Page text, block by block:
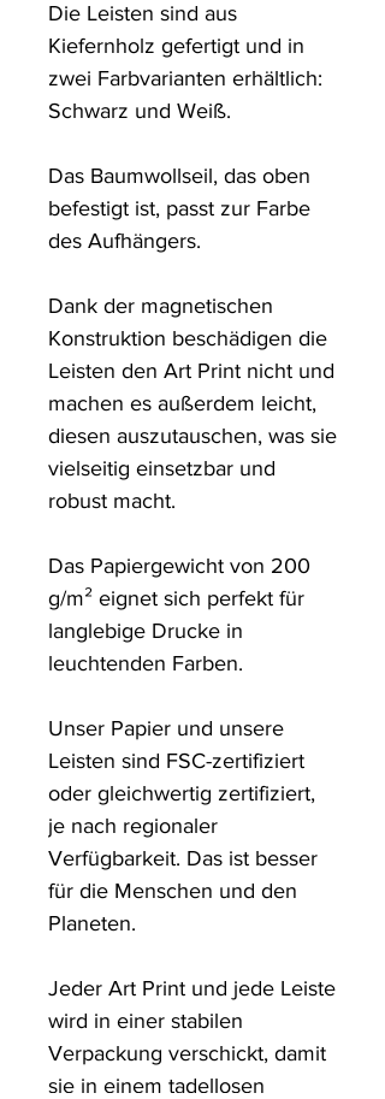
Die Leisten sind aus
Kiefernholz gefertigt und in
zwei Farbvarianten erhältlich:
Schwarz und Weiß.
Das Baumwollseil, das oben
befestigt ist, passt zur Farbe
des Aufhängers.
Dank der magnetischen
Konstruktion beschädigen die
Leisten den Art Print nicht und
machen es außerdem leicht,
diesen auszutauschen, was sie
vielseitig einsetzbar und
robust macht.
Das Papiergewicht von 200
g/m² eignet sich perfekt für
langlebige Drucke in
leuchtenden Farben.
Unser Papier und unsere
Leisten sind FSC-zertifiziert
oder gleichwertig zertifiziert,
je nach regionaler
Verfügbarkeit. Das ist besser
für die Menschen und den
Planeten.
Jeder Art Print und jede Leiste
wird in einer stabilen
Verpackung verschickt, damit
sie in einem tadellosen